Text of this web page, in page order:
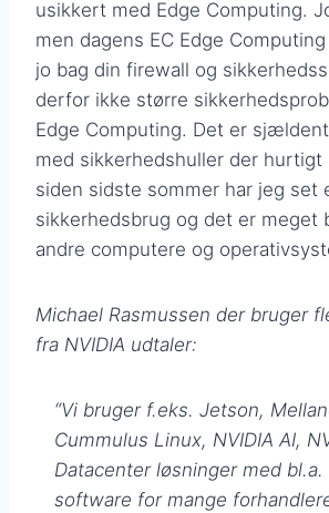
usikkert med Edge Computing.
men dagens EC Edge
jo bag din firewall og
derfor ikke større
Edge Computing. Det er
med sikkerhedshuller der hurtigt
siden sidste sommer har jeg set
sikkerhedsbrug og det er meget
andre computere og
Michael Rasmussen der bruger
fra NVIDIA udtaler:
“Vi bruger f.eks. Jetson,
Cummulus Linux, NVIDIA AI,
Datacenter løsninger med
software for mange